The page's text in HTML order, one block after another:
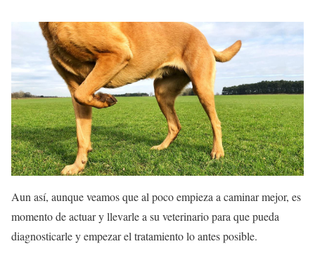
Aun así, aunque veamos que al poco empieza a caminar mejor, es
momento de actuar y llevarle a su veterinario para que pueda
diagnosticarle y empezar el tratamiento lo antes posible.